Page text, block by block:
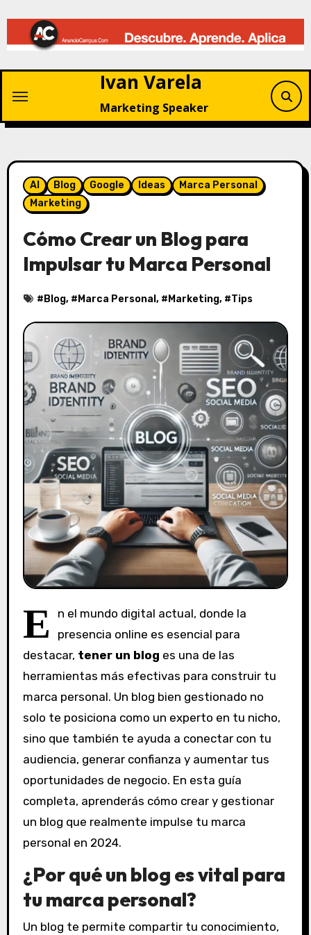
contenido
Ivan Varela
Marketing Speaker
AI Blog Google Ideas
Marca Personal
Marketing
Cómo Crear un Blog para
Impulsar tu Marca Personal
# Blog, # Marca Personal , # Marketing, #Tips
E
n el mundo digital actual, donde la
presencia online es esencial para
destacar, tener un blog es una de las
herramientas más efectivas para construir tu
marca personal. Un blog bien gestionado no
solo te posiciona como un experto en tu nicho,
sino que también te ayuda a conectar con tu
audiencia, generar confianza y aumentar tus
oportunidades de negocio. En esta guía
completa, aprenderás cómo crear y gestionar
un blog que realmente impulse tu marca
personal en 2024.
¿Por qué un blog es vital para
tu marca personal?
Un blog te permite compartir tu conocimiento,